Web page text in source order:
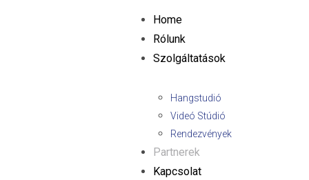
Home
Rólunk
Szolgáltatások
Hangstudió
Videó Stúdió
Rendezvények
Partnerek
Kapcsolat